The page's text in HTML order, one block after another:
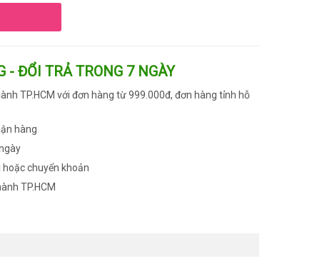
- ĐỔI TRẢ TRONG 7 NGÀY
TP.HCM với đơn hàng từ 999.000đ, đơn hàng tỉnh hỗ
hàng
chuyển khoản
TP.HCM